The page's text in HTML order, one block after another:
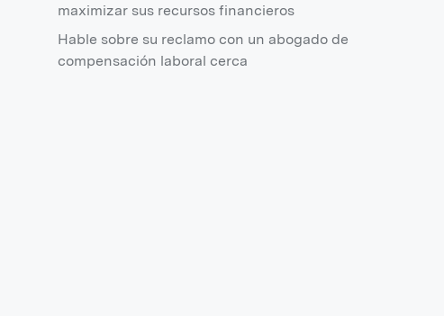
maximizar sus recursos financieros
Hable sobre su reclamo con un abogado de
compensación laboral cerca